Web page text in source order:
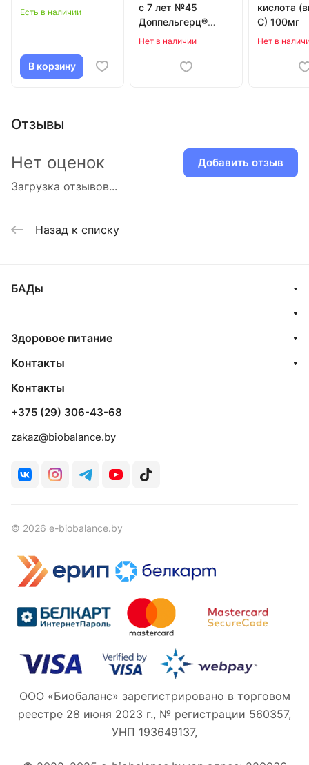
Есть в наличии
В корзину
с 7 лет №45
Доппельгерц®
Kinder
Нет в наличии
кислота
С) 100мг
Нет в
Отзывы
Загрузка отзывов...
Нет оценок Добавить отзыв
Назад к списку
БАДы
Здоровое питание
Контакты
Контакты
+375 (29) 306-43-68
zakaz@biobalance.by
© 2026 e-biobalance.by
ООО «Биобаланс» зарегистрировано в торговом
реестре 28 июня 2023 г., № регистрации 560357,
УНП 193649137,